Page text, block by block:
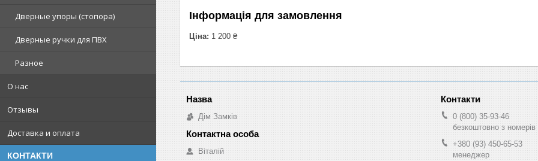
Дверные упоры (стопора)
Дверные ручки для ПВХ
Разное
О нас
Отзывы
Доставка и оплата
КОНТАКТИ
Інформація для замовлення
Ціна: 1 200 ₴
Дім Замків
Віталій
0 (800) 35-93-46
безкоштовно з номерів
+380 (93) 450-65-53
менеджер